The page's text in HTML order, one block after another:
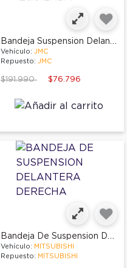
Bandeja Suspension Delantera Izquierda
Vehículo: JMC
Repuesto: JMC
Price reduced from
$191.990to $76.796
Bandeja De Suspension Delantera Derecha
Vehículo: MITSUBISHI
Repuesto: MITSUBISHI